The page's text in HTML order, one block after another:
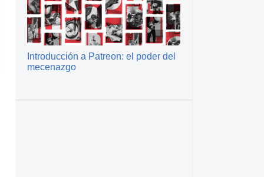
Introducción a Patreon: el poder del
mecenazgo